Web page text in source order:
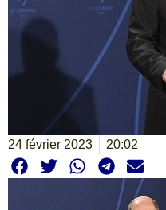
24 février 2023 20:02